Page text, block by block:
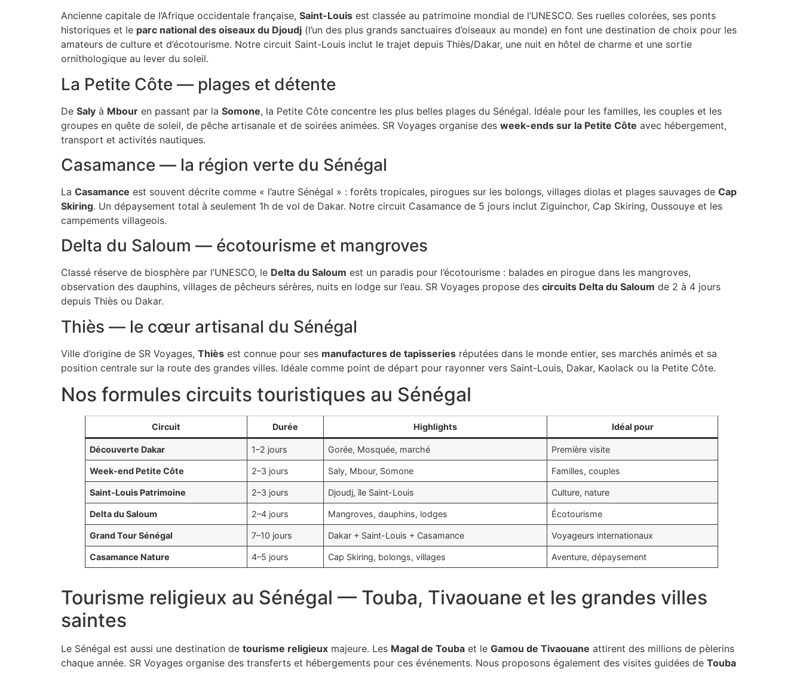
Ancienne capitale de l’Afrique occidentale française, Saint-Louis est classée au patrimoine mondial de l’UNESCO. Ses ruelles colorées, ses ponts
historiques et le parc national des oiseaux du Djoudj (l’un des plus grands sanctuaires d’oiseaux au monde) en font une destination de choix pour les
amateurs de culture et d’écotourisme. Notre circuit Saint-Louis inclut le trajet depuis Thiès/Dakar, une nuit en hôtel de charme et une sortie
ornithologique au lever du soleil.
La Petite Côte — plages et détente
De Saly à Mbour en passant par la Somone, la Petite Côte concentre les plus belles plages du Sénégal. Idéale pour les familles, les couples et les
groupes en quête de soleil, de pêche artisanale et de soirées animées. SR Voyages organise des week-ends sur la Petite Côte avec hébergement,
transport et activités nautiques.
Casamance — la région verte du Sénégal
La Casamance est souvent décrite comme « l’autre Sénégal » : forêts tropicales, pirogues sur les bolongs, villages diolas et plages sauvages de Cap
Skiring. Un dépaysement total à seulement 1h de vol de Dakar. Notre circuit Casamance de 5 jours inclut Ziguinchor, Cap Skiring, Oussouye et les
campements villageois.
Delta du Saloum — écotourisme et mangroves
Classé réserve de biosphère par l’UNESCO, le Delta du Saloum est un paradis pour l’écotourisme : balades en pirogue dans les mangroves,
observation des dauphins, villages de pêcheurs sérères, nuits en lodge sur l’eau. SR Voyages propose des circuits Delta du Saloum de 2 à 4 jours
depuis Thiès ou Dakar.
Thiès — le cœur artisanal du Sénégal
Ville d’origine de SR Voyages, Thiès est connue pour ses manufactures de tapisseries réputées dans le monde entier, ses marchés animés et sa
position centrale sur la route des grandes villes. Idéale comme point de départ pour rayonner vers Saint-Louis, Dakar, Kaolack ou la Petite Côte.
Nos formules circuits touristiques au Sénégal
Circuit Durée Highlights Idéal pour
Découverte Dakar 1–2 jours Gorée, Mosquée, marché Première visite
Week-end Petite Côte 2–3 jours Saly, Mbour, Somone Familles, couples
Saint-Louis Patrimoine 2–3 jours Djoudj, île Saint-Louis Culture, nature
Delta du Saloum 2–4 jours Mangroves, dauphins, lodges Écotourisme
Grand Tour Sénégal 7–10 jours Dakar + Saint-Louis + Casamance Voyageurs internationaux
Casamance Nature 4–5 jours Cap Skiring, bolongs, villages Aventure, dépaysement
Tourisme religieux au Sénégal — Touba, Tivaouane et les grandes villes
saintes
Le Sénégal est aussi une destination de tourisme religieux majeure. Les Magal de Touba et le Gamou de Tivaouane attirent des millions de pèlerins
chaque année. SR Voyages organise des transferts et hébergements pour ces événements. Nous proposons également des visites guidées de Touba